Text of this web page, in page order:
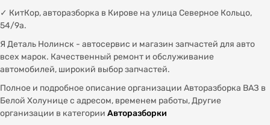
✓ КитКор, авторазборка в Кирове на улица Северное Кольцо,
54/9а.
Я Деталь Нолинск - автосервис и магазин запчастей для авто
всех марок. Качественный ремонт и обслуживание
автомобилей, широкий выбор запчастей.
Полное и подробное описание организации Авторазборка ВАЗ в
Белой Холунице с адресом, временем работы, Другие
организации в категории Авторазборки